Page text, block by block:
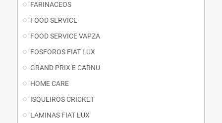
FARINACEOS
FOOD SERVICE
FOOD SERVICE VAPZA
FOSFOROS FIAT LUX
GRAND PRIX E CARNU
HOME CARE
ISQUEIROS CRICKET
LAMINAS FIAT LUX